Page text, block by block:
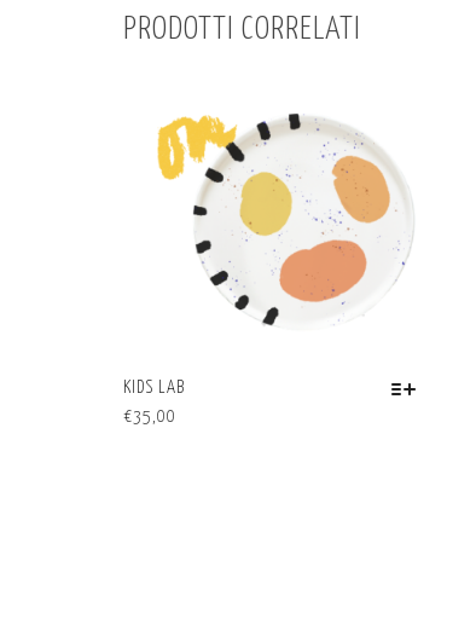
PRODOTTI CORRELATI
KIDS LAB
QUESTO
€35,00